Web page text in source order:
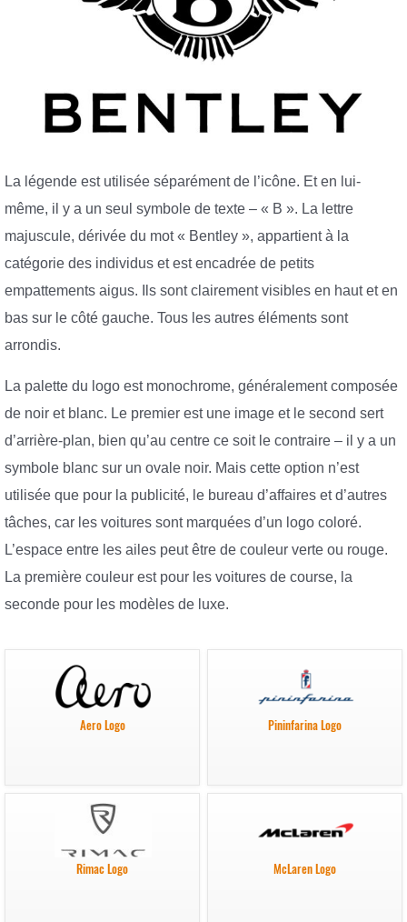
La légende est utilisée séparément de l’icône. Et en lui-
même, il y a un seul symbole de texte – « B ». La lettre
majuscule, dérivée du mot « Bentley », appartient à la
catégorie des individus et est encadrée de petits
empattements aigus. Ils sont clairement visibles en haut et en
bas sur le côté gauche. Tous les autres éléments sont
arrondis.
La palette du logo est monochrome, généralement composée
de noir et blanc. Le premier est une image et le second sert
d’arrière-plan, bien qu’au centre ce soit le contraire – il y a un
symbole blanc sur un ovale noir. Mais cette option n’est
utilisée que pour la publicité, le bureau d’affaires et d’autres
tâches, car les voitures sont marquées d’un logo coloré.
L’espace entre les ailes peut être de couleur verte ou rouge.
La première couleur est pour les voitures de course, la
seconde pour les modèles de luxe.
Aero Logo Pininfarina Logo
Rimac Logo McLaren Logo